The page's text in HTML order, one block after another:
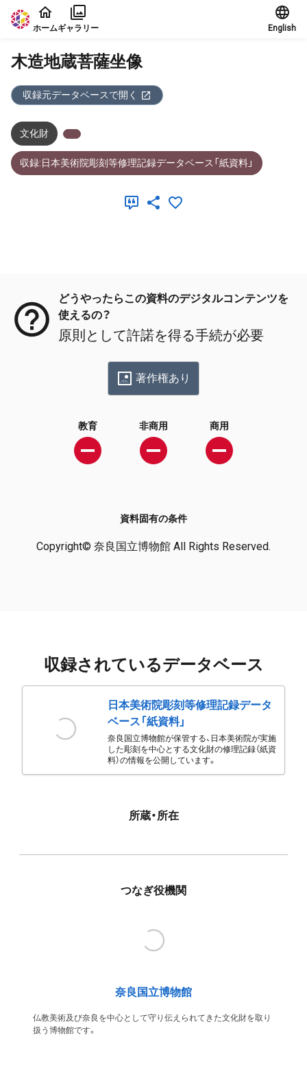
本文に飛ぶ
ホームギャラリー English
木造地蔵菩薩坐像
収録元データベースで開く
文化財
収録:日本美術院彫刻等修理記録データベース「紙資料」
どうやったらこの資料のデジタルコンテンツを
使えるの？
原則として許諾を得る手続が必要
著作権あり
教育 非商用 商用
資料固有の条件
Copyright© 奈良国立博物館 All Rights Reserved.
収録されているデータベース
日本美術院彫刻等修理記録データ
ベース「紙資料」
奈良国立博物館が保管する、日本美術院が実施
した彫刻を中心とする文化財の修理記録（紙資
料）の情報を公開しています。
所蔵・所在
つなぎ役機関
奈良国立博物館
仏教美術及び奈良を中心として守り伝えられてきた文化財を取り
扱う博物館です。